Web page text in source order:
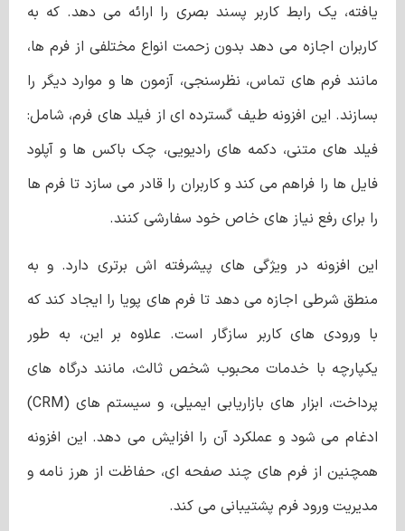
یافته، یک رابط کاربر پسند بصری را ارائه می دهد. که به
کاربران اجازه می دهد بدون زحمت انواع مختلفی از فرم ها،
مانند فرم های تماس، نظرسنجی، آزمون ها و موارد دیگر را
بسازند. این افزونه طیف گسترده ‌ای از فیلد های فرم، شامل:
فیلد های متنی، دکمه‌ های رادیویی، چک باکس‌ ها و آپلود
فایل ‌ها را فراهم می ‌کند و کاربران را قادر می ‌سازد تا فرم‌ ها
را برای رفع نیاز های خاص خود سفارشی کنند.
این افزونه در ویژگی‌ های پیشرفته‌ اش برتری دارد. و به
منطق شرطی اجازه می‌ دهد تا فرم ‌های پویا را ایجاد کند که
با ورودی ‌های کاربر سازگار است. علاوه بر این، به طور
یکپارچه با خدمات محبوب شخص ثالث، مانند درگاه های
پرداخت، ابزار های بازاریابی ایمیلی، و سیستم های (CRM)
ادغام می شود و عملکرد آن را افزایش می دهد. این افزونه
همچنین از فرم های چند صفحه ای، حفاظت از هرز نامه و
مدیریت ورود فرم پشتیبانی می کند.